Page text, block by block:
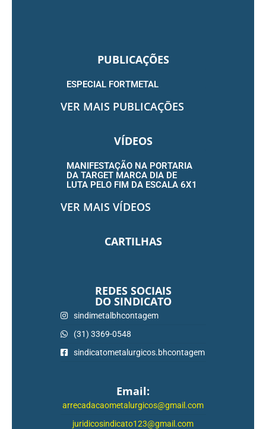
PUBLICAÇÕES
ESPECIAL FORTMETAL
VER MAIS PUBLICAÇÕES
VÍDEOS
MANIFESTAÇÃO NA PORTARIA
DA TARGET MARCA DIA DE
LUTA PELO FIM DA ESCALA 6X1
VER MAIS VÍDEOS
CARTILHAS
REDES SOCIAIS
DO SINDICATO
sindimetalbhcontagem
(31) 3369-0548
sindicatometalurgicos.bhcontagem
Email:
arrecadacaometalurgicos@gmail.com
juridicosindicato123@gmail.com